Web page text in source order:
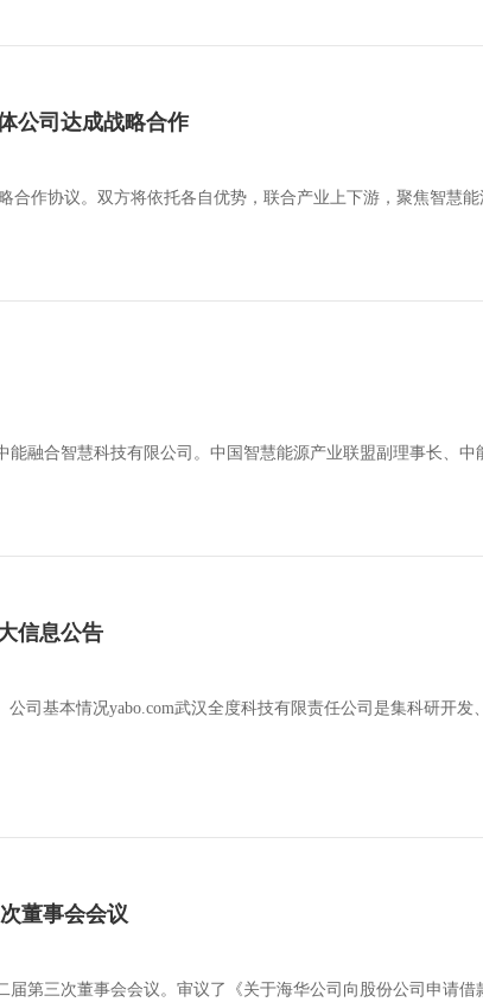
公司达成战略合作
合作协议。双方将依托各自优势，联合产业上下游，聚焦智慧
融合智慧科技有限公司。中国智慧能源产业联盟副理事长、中
信息公告
司基本情况yabo.com武汉全度科技有限责任公司是集科研开
董事会会议
第三次董事会会议。审议了《关于海华公司向股份公司申请借